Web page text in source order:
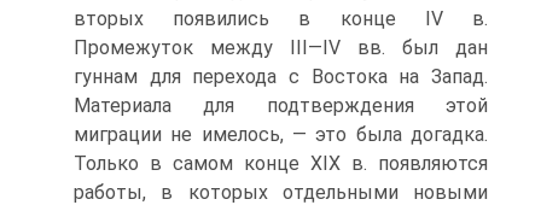
вторых появились в конце IV в.
Промежуток между III—IV вв. был дан
гуннам для перехода с Востока на Запад.
Материала для подтверждения этой
миграции не имелось, — это была догадка.
Только в са­мом конце XIX в. появляются
работы, в которых отдельными новыми